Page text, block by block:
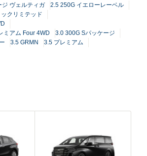
ヴェルティガ
2.5 250G イエローレーベル
クリミテッド
ミアム Four 4WD
3.0 300G Sパッケージ
3.5 GRMN 3.5 プレミアム